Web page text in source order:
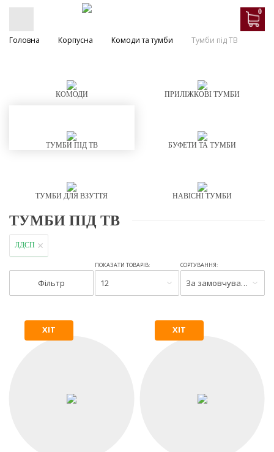
0
Головна Корпусна Комоди та тумби Тумби під ТВ
КОМОДИ ПРИЛІЖКОВІ ТУМБИ
ТУМБИ ПІД ТВ БУФЕТИ ТА ТУМБИ
ТУМБИ ДЛЯ ВЗУТТЯ НАВІСНІ ТУМБИ
ТУМБИ ПІД ТВ
ЛДСП
Фільтр
ПОКАЗАТИ ТОВАРІВ:
12
СОРТУВАННЯ:
За замовчуванням
ХІТ ХІТ